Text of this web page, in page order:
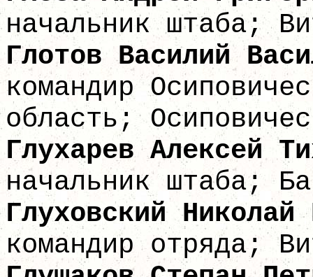
начальник штаба;
Глотов
командир
область;
Глухарев
начальник штаба;
Глуховский
командир отряда;